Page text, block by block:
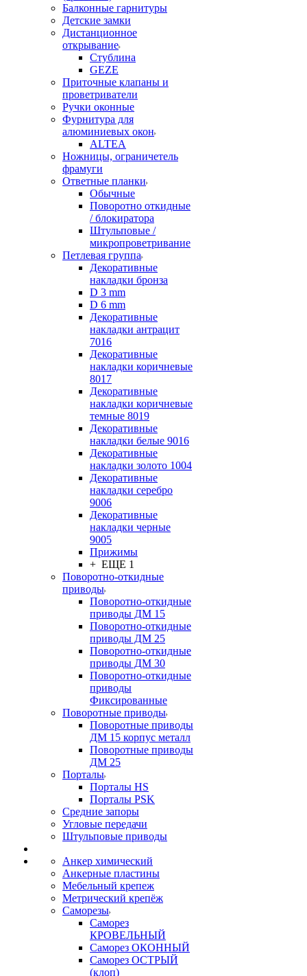
Балконные гарнитуры
Детские замки
Дистанционное
открывание
Стублина
GEZE
Приточные клапаны и
проветриватели
Ручки оконные
Фурнитура для
алюминиевых окон
ALTEA
Ножницы, ограничетель
фрамуги
Ответные планки
Обычные
Поворотно откидные
/ блокиратора
Штульповые /
микропроветривание
Петлевая группа
Декоративные
накладки бронза
D 3 mm
D 6 mm
Декоративные
накладки антрацит
7016
Декоративные
накладки коричневые
8017
Декоративные
накладки коричневые
темные 8019
Декоративные
накладки белые 9016
Декоративные
накладки золото 1004
Декоративные
накладки серебро
9006
Декоративные
накладки черные
9005
Прижимы
+ ЕЩЕ 1
Поворотно-откидные
приводы
Поворотно-откидные
приводы ДМ 15
Поворотно-откидные
приводы ДМ 25
Поворотно-откидные
приводы ДМ 30
Поворотно-откидные
приводы
Фиксированные
Поворотные приводы
Поворотные приводы
ДМ 15 корпус металл
Поворотные приводы
ДМ 25
Порталы
Порталы HS
Порталы PSK
Средние запоры
Угловые передачи
Штульповые приводы
Анкер химический
Анкерные пластины
Мебельный крепеж
Метрический крепёж
Саморезы
Саморез
КРОВЕЛЬНЫЙ
Саморез ОКОННЫЙ
Саморез ОСТРЫЙ
(клоп)